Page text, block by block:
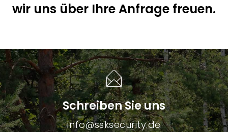
wir uns über Ihre Anfrage freuen.
Schreiben Sie uns
info@ssksecurity.de